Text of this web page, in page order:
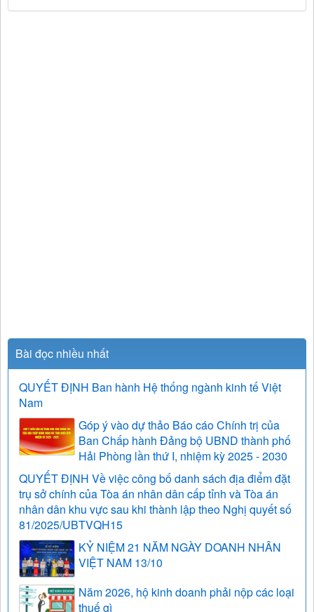
Bài đọc nhiều nhất
QUYẾT ĐỊNH Ban hành Hệ thống ngành kinh tế Việt
Nam
Góp ý vào dự thảo Báo cáo Chính trị của
Ban Chấp hành Đảng bộ UBND thành phố
Hải Phòng lần thứ I, nhiệm kỳ 2025 - 2030
QUYẾT ĐỊNH Về việc công bố danh sách địa điểm đặt
trụ sở chính của Tòa án nhân dân cấp tỉnh và Tòa án
nhân dân khu vực sau khi thành lập theo Nghị quyết số
81/2025/UBTVQH15
KỶ NIỆM 21 NĂM NGÀY DOANH NHÂN
VIỆT NAM 13/10
Năm 2026, hộ kinh doanh phải nộp các loại
thuế gì